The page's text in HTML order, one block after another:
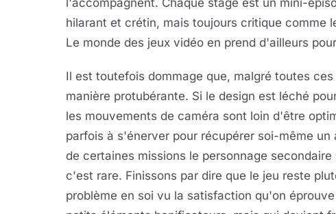
l'accompagnent. Chaque stage est un mini-
hilarant et crétin, mais toujours critique comme
Le monde des jeux vidéo en prend d'ailleurs
Il est toutefois dommage que, malgré toutes
manière protubérante. Si le design est léché
les mouvements de caméra sont loin d'être
parfois à s'énerver pour récupérer soi-même
de certaines missions le personnage
c'est rare. Finissons par dire que le jeu reste
problème en soi vu la satisfaction qu'on